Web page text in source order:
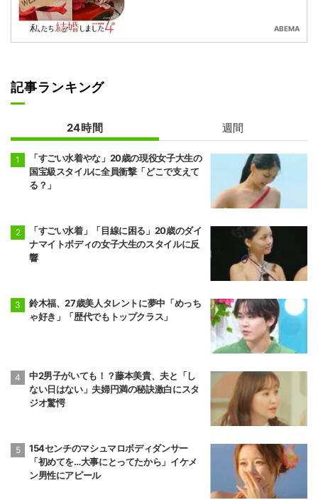
ABEMA
記事ランキング
24時間 週間
「すごい水着やな」20歳の現役女子大生の
国宝級スタイルに全員衝撃「どこで支えて
る？」
「すごい水着」「目線に困る」20歳のダイ
ナマイトボディの女子大生のスタイルに反
響
鈴木福、27歳美人タレントに夢中「めっち
ゃ好き」「歴代でもトップクラス」
中2男子がいても！？藤本美貴、夫と「し
ない日はない」夫婦円満の秘訣激白にスタ
ジオ驚愕
154センチのマシュマロボディダンサー
「初めてを…大事にとってたから」イケメ
ン男性にアピール